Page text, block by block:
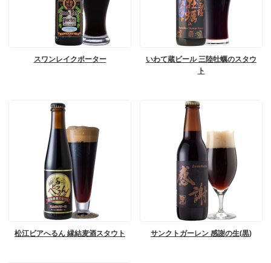
スワンレイクポーター
いわて蔵ビール 三陸牡蠣のスタウ
ト
松江ビアへるん 縁結麦酒スタウト サンクトガーレン 感謝の生(黒)